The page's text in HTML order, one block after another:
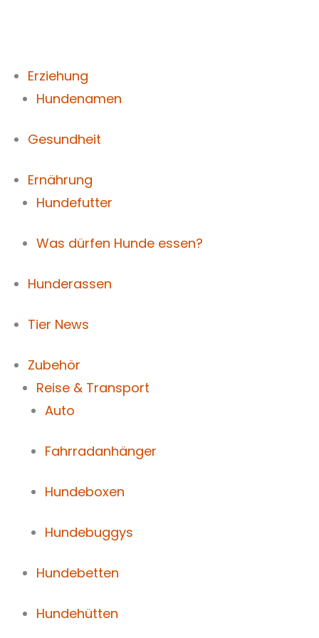
Erziehung
Hundenamen
Gesundheit
Ernährung
Hundefutter
Was dürfen Hunde essen?
Hunderassen
Tier News
Zubehör
Reise & Transport
Auto
Fahrradanhänger
Hundeboxen
Hundebuggys
Hundebetten
Hundehütten